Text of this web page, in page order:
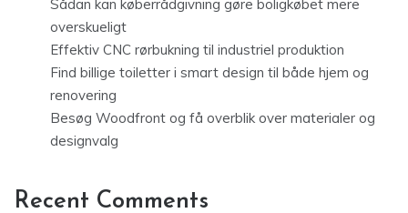
Sådan kan køberrådgivning gøre boligkøbet mere
overskueligt
Effektiv CNC rørbukning til industriel produktion
Find billige toiletter i smart design til både hjem og
renovering
Besøg Woodfront og få overblik over materialer og
designvalg
Recent Comments